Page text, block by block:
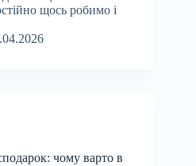
щось робимо і
чому варто в